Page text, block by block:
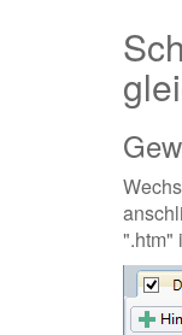
".htm"